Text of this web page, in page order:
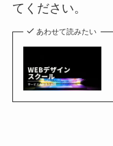
てください。
あわせて読みたい